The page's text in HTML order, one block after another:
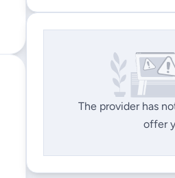
The provider has
offer